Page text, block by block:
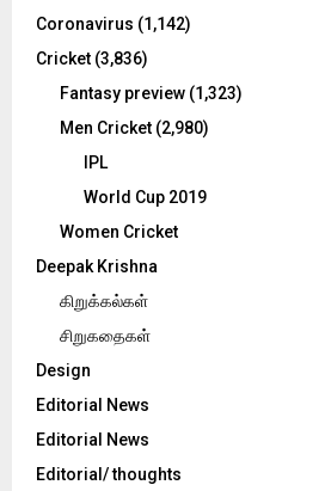
Coronavirus (1,142)
Cricket (3,836)
Fantasy preview (1,323)
Men Cricket (2,980)
IPL
World Cup 2019
Women Cricket
Deepak Krishna
கிறுக்கல்கள்
சிறுகதைகள்
Design
Editorial News
Editorial News
Editorial/ thoughts